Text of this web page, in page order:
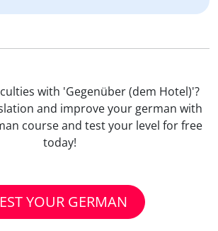
with 'Gegenüber (dem Hotel)'?
and improve your german with
course and test your level for free
today!
YOUR GERMAN